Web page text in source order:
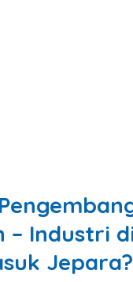
Industri
Jepara?